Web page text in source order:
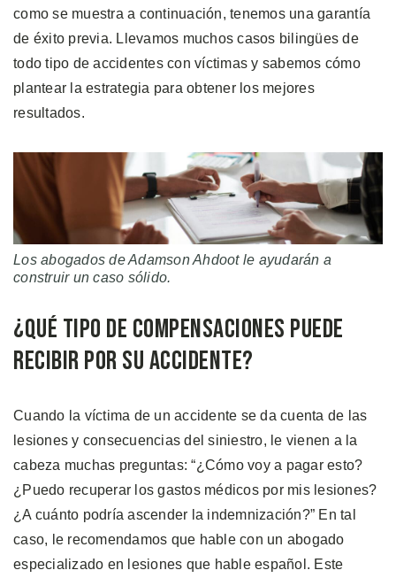
como se muestra a continuación, tenemos una garantía
de éxito previa. Llevamos muchos casos bilingües de
todo tipo de accidentes con víctimas y sabemos cómo
plantear la estrategia para obtener los mejores
resultados.
Los abogados de Adamson Ahdoot le ayudarán a
construir un caso sólido.
¿Qué Tipo de Compensaciones Puede
Recibir por su Accidente?
Cuando la víctima de un accidente se da cuenta de las
lesiones y consecuencias del siniestro, le vienen a la
cabeza muchas preguntas: “¿Cómo voy a pagar esto?
¿Puedo recuperar los gastos médicos por mis lesiones?
¿A cuánto podría ascender la indemnización?” En tal
caso, le recomendamos que hable con un abogado
especializado en lesiones que hable español. Este